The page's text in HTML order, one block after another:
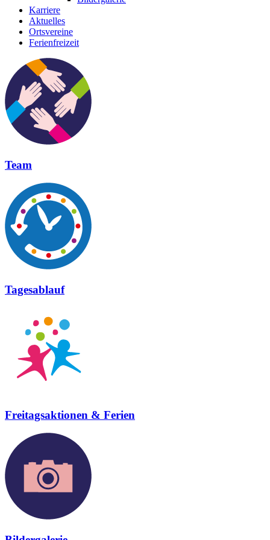
Karriere
Aktuelles
Ortsvereine
Ferienfreizeit
Team
Tagesablauf
Freitagsaktionen & Ferien